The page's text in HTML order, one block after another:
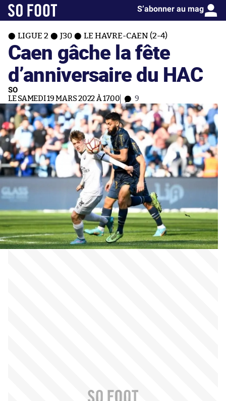
S’abonner au mag
LIGUE 2 J30 LE HAVRE-CAEN (2-4)
Caen gâche la fête
d’anniversaire du HAC
SO
LE SAMEDI 19 MARS 2022 À 17:00 9